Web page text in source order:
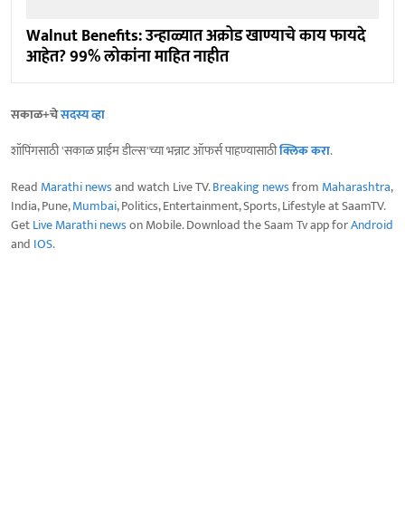
Walnut Benefits: उन्हाळ्यात अक्रोड खाण्याचे काय फायदे
आहेत? 99% लोकांना माहित नाहीत
सकाळ+चेसदस्य व्हा
शॉपिंगसाठी 'सकाळ प्राईम डील्स'च्या भन्नाट ऑफर्स पाहण्यासाठीक्लिक करा.
Read Marathi newsand watch Live TV.Breaking newsfrom Maharashtra,
India, Pune,Mumbai, Politics, Entertainment, Sports, Lifestyle at SaamTV.
GetLive Marathi newson Mobile. Download the Saam Tv app forAndroid
and IOS.